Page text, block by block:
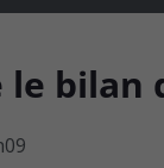
bilan